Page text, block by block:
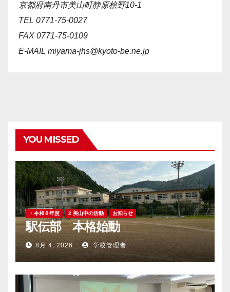
京都府南丹市美山町静原桧野10-1
TEL 0771-75-0027
FAX 0771-75-0109
E-MAIL miyama-jhs@kyoto-be.ne.jp
YOU MISSED
・令和８年度 2 美山中の活動 お知らせ
駅伝部 本格始動
8月 4, 2026 学校管理者